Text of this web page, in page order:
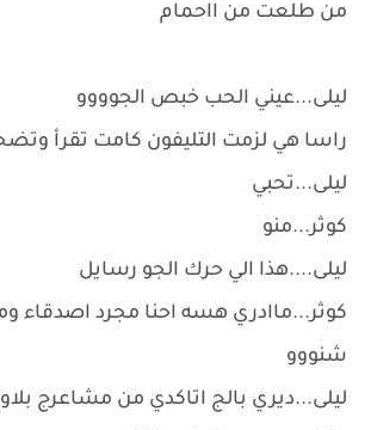
من طلعت من ااحمام
ليلى...عيني الحب خبص الجوووو
راسا هي لزمت التليفون كامت تقرأ
ليلى...تحبي
كوثر...منو
ليلى....هذا الي حرك الجو رسايل
كوثر...ماادري هسه احنا مجرد اصدقاء
شنووو
ليلى...ديري بالج اتاكدي من مشاعرج